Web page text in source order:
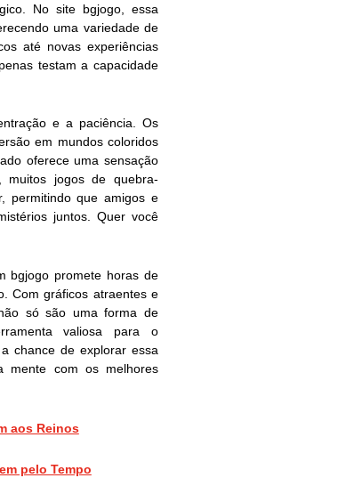
No site bgjogo, essa
uma variedade de
até novas experiências
testam a capacidade
e a paciência. Os
em mundos coloridos
oferece uma sensação
muitos jogos de quebra-
permitindo que amigos e
juntos. Quer você
bgjogo promete horas de
Com gráficos atraentes e
só são uma forma de
valiosa para o
chance de explorar essa
mente com os melhores
aos Reinos
pelo Tempo